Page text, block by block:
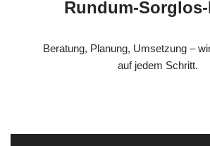
Rundum-
Beratung, Planung, Umsetzung –
auf jedem Schritt.